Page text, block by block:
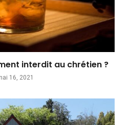
interdit au chrétien ?
16, 2021